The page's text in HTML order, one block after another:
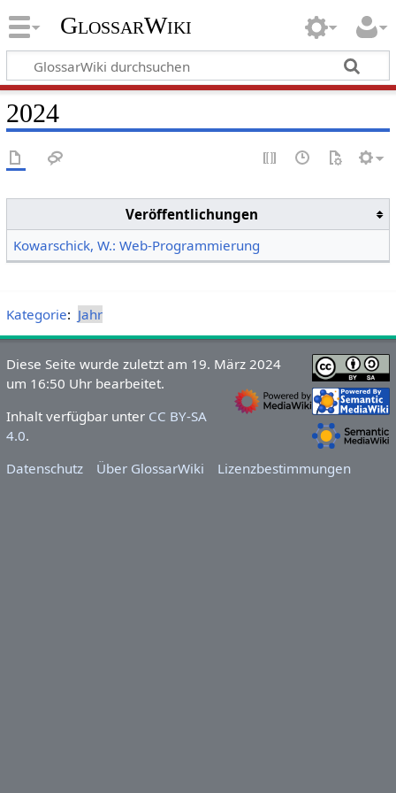
GlossarWiki
2024
Veröffentlichungen
Kowarschick, W.: Web-Programmierung
Kategorie: Jahr
Diese Seite wurde zuletzt am 19. März 2024
um 16:50 Uhr bearbeitet.
Inhalt verfügbar unter CC BY-SA
4.0.
Datenschutz
Über GlossarWiki Lizenzbestimmungen